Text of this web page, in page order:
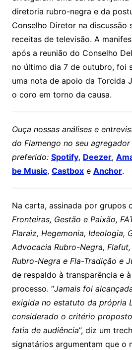
diretoria rubro-negra e da
Conselho Diretor na discussão
receitas de televisão. A
após a reunião do Conselho
no último dia 7 de outubro, foi
uma nota de apoio da Torcida
o coro em torno da causa.
Ouça nossas análises e
do Flamengo no seu
preferido: Spotify, Deezer,
be Music, Castboxe Anchor.
Na carta, assinada por grupos
Fronteiras, Gestão e Paixão,
Flaraiz, Hegemonia, Ideologia,
Advocacia Rubro-Negra,
Rubro-Negra e Fla-Tradição e
de respaldo à transparência e
processo. “Jamais foi
exigida no estatuto da própria
considerado o critério
fatia de audiência”, diz um
signatários argumentam que o